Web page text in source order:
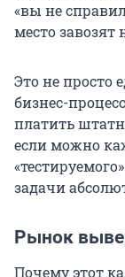
«вы не
место
Это не просто
бизнес-
платить
если можно
задачи
Рынок
Почему этот